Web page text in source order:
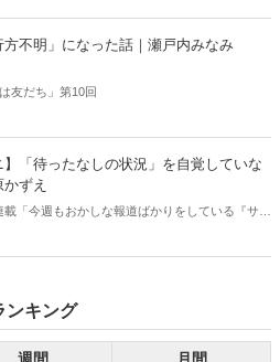
んが蒐集した選りすぐりの「怪」な話を紹介！
、あなた次第！ 芸能ニュース
不明」になった話｜瀬戸内みなみ
友だち」第10回
】「待ったなしの状況」を自覚していな
ずえ
載「今週もおかしな報道ばかりをしている『サン
サンモニ】。
ンキング